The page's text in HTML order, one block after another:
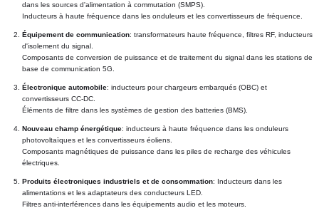
dans les sources d'alimentation à commutation (SMPS).
Inducteurs à haute fréquence dans les onduleurs et les convertisseurs de fréquence.
Équipement de communication: transformateurs haute fréquence, filtres RF, inducteurs
d'isolement du signal.
Composants de conversion de puissance et de traitement du signal dans les stations de
base de communication 5G.
Électronique automobile: inducteurs pour chargeurs embarqués (OBC) et
convertisseurs CC-DC.
Éléments de filtre dans les systèmes de gestion des batteries (BMS).
Nouveau champ énergétique: inducteurs à haute fréquence dans les onduleurs
photovoltaïques et les convertisseurs éoliens.
Composants magnétiques de puissance dans les piles de recharge des véhicules
électriques.
Produits électroniques industriels et de consommation: Inducteurs dans les
alimentations et les adaptateurs des conducteurs LED.
Filtres anti-interférences dans les équipements audio et les moteurs.